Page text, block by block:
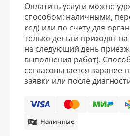
Оплатить услуги можно
способом: наличными,
код) или по счету для
только деньги приходят
на следующий день
выполнения работ).
согласовывается заранее
заявки или после